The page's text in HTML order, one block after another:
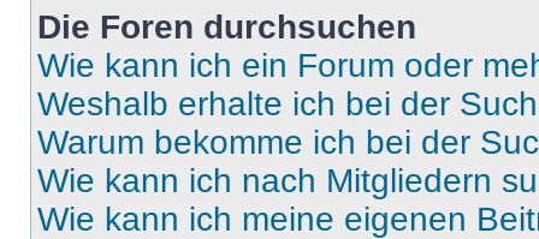
Die Foren durchsuchen
Wie kann ich ein Forum oder
Weshalb erhalte ich bei der
Warum bekomme ich bei der
Wie kann ich nach Mitgliedern
Wie kann ich meine eigenen